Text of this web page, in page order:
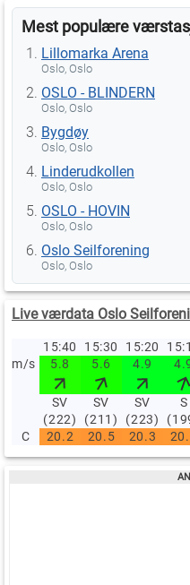
Mest populære
Lillomarka Arena
Oslo, Oslo
OSLO - BLINDERN
Oslo, Oslo
Bygdøy
Oslo, Oslo
Linderudkollen
Oslo, Oslo
OSLO - HOVIN
Oslo, Oslo
Oslo Seilforening
Oslo, Oslo
Live værdata Oslo
15:40 15:30 15:20
m/s
5.8 5.6 4.9
SV
(222)
SV
(211)
SV
(223)
S
C
20.2 20.5 20.3